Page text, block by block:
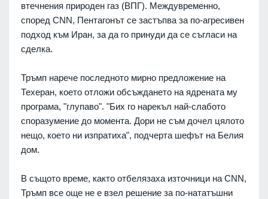
втечнения природен газ (ВПГ). Междувременно,
според CNN, Пентагонът се застъпва за по-агресивен
подход към Иран, за да го принуди да се съгласи на
сделка.
Тръмп нарече последното мирно предложение на
Техеран, което отложи обсъждането на ядрената му
програма, "глупаво". "Бих го нарекъл най-слабото
споразумение до момента. Дори не съм дочел цялото
нещо, което ни изпратиха", подчерта шефът на Белия
дом.
В същото време, както отбелязаха източници на CNN,
Тръмп все още не е взел решение за по-нататъшни